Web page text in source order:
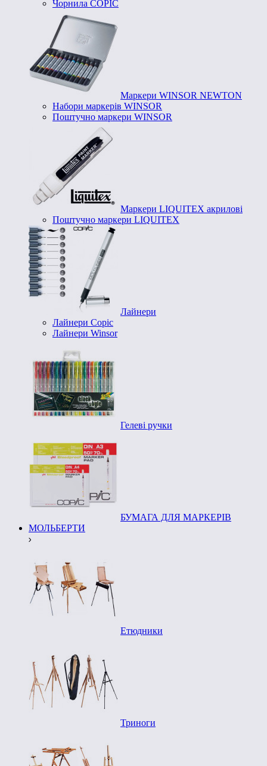
Чорнила COPIC
Маркери WINSOR NEWTON
Набори маркерів WINSOR
Поштучно маркери WINSOR
Маркери LIQUITEX акрилові
Поштучно маркери LIQUITEX
Лайнери
Лайнери Copic
Лайнери Winsor
Гелеві ручки
БУМАГА ДЛЯ МАРКЕРІВ
МОЛЬБЕРТИ
Етюдники
Триноги